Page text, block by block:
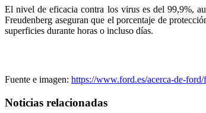
El nivel de eficacia contra los virus es del 99,9%,
Freudenberg aseguran que el porcentaje de
superficies durante horas o incluso días.
Fuente e imagen: https://www.ford.es/acerca-de-
Noticias relacionadas